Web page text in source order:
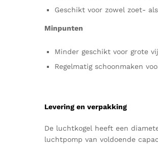
Geschikt voor zowel zoet-
Minpunten
Minder geschikt voor grote
Regelmatig schoonmaken
Levering en verpakking
De luchtkogel heeft een
luchtpomp van voldoende